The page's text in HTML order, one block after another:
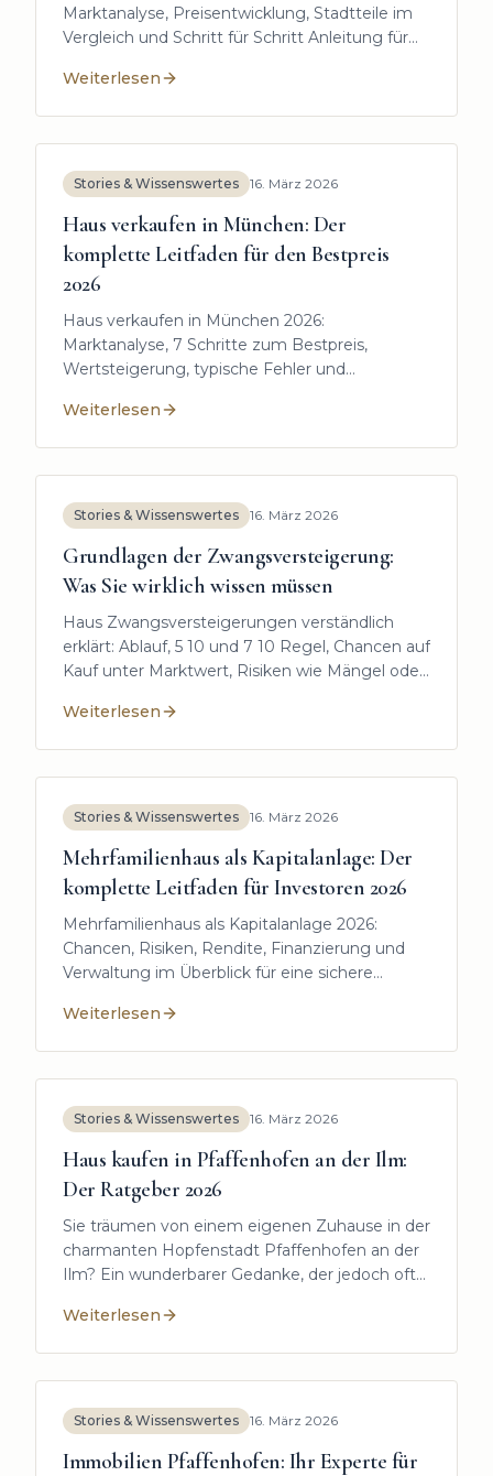
Marktanalyse, Preisentwicklung, Stadtteile im
Vergleich und Schritt für Schritt Anleitung für
Weiterlesen
:Der Wohnungsmarkt in Freising: Lohnt sich der
Stories & Wissenswertes 16. März 2026
Haus verkaufen in München: Der
komplette Leitfaden für den Bestpreis
2026
Haus verkaufen in München 2026:
Marktanalyse, 7 Schritte zum Bestpreis,
Wertsteigerung, typische Fehler und
erfolgreich.
Weiterlesen
:Haus verkaufen in München: Der komplette
Stories & Wissenswertes 16. März 2026
Grundlagen der Zwangsversteigerung:
Was Sie wirklich wissen müssen
Haus Zwangsversteigerungen verständlich
erklärt: Ablauf, 5 10 und 7 10 Regel, Chancen auf
Kauf unter Marktwert, Risiken wie Mängel oder
Gebote im Landkreis Freising.
Weiterlesen
:Grundlagen der Zwangsversteigerung: Was Sie
Stories & Wissenswertes 16. März 2026
Mehrfamilienhaus als Kapitalanlage: Der
komplette Leitfaden für Investoren 2026
Mehrfamilienhaus als Kapitalanlage 2026:
Chancen, Risiken, Rendite, Finanzierung und
Verwaltung im Überblick für eine sichere
Weiterlesen
:Mehrfamilienhaus als Kapitalanlage: Der komplette
Stories & Wissenswertes 16. März 2026
Haus kaufen in Pfaffenhofen an der Ilm:
Der Ratgeber 2026
Sie träumen von einem eigenen Zuhause in der
charmanten Hopfenstadt Pfaffenhofen an der
Ilm? Ein wunderbarer Gedanke, der jedoch oft
Weiterlesen
:Haus kaufen in Pfaffenhofen an der Ilm: Der
Stories & Wissenswertes 16. März 2026
Immobilien Pfaffenhofen: Ihr Experte für